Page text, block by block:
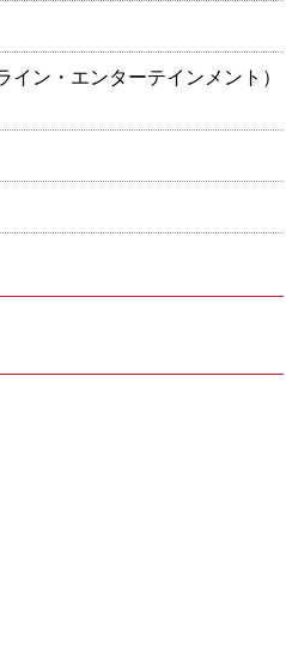
イン・エンターテインメント）